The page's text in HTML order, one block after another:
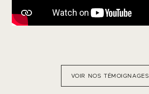
VOIR NOS TÉMOIGNAGES